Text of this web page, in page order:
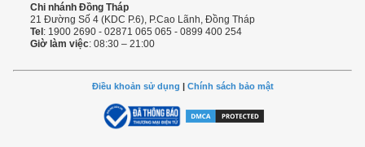
Chi nhánh Đồng Tháp
21 Đường Số 4 (KDC P.6), P.Cao Lãnh, Đồng Tháp
Tel: 1900 2690 - 02871 065 065 - 0899 400 254
Giờ làm việc: 08:30 – 21:00
Điều khoản sử dụng | Chính sách bảo mật